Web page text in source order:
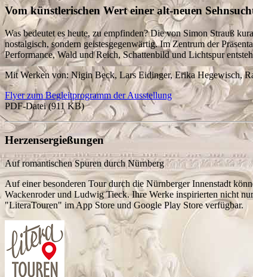
Vom künstlerischen Wert einer alt-neuen
Was bedeutet es heute, zu empfinden? Die von Simon Strauß
nostalgisch, sondern geistesgegenwärtig. Im Zentrum der
Performance, Wald und Reich, Schattenbild und Lichtspur
Mit Werken von: Nigin Beck, Lars Eidinger, Erika Hegewisch,
Flyer zum Begleitprogramm der Ausstellung
PDF-Datei (911 KB)
Herzensergießungen
Auf romantischen Spuren durch Nürnberg
Auf einer besonderen Tour durch die Nürnberger Innenstadt
Wackenroder und Ludwig Tieck. Ihre Werke inspirierten nicht
"LiteraTouren" im App Store und Google Play Store verfügbar.